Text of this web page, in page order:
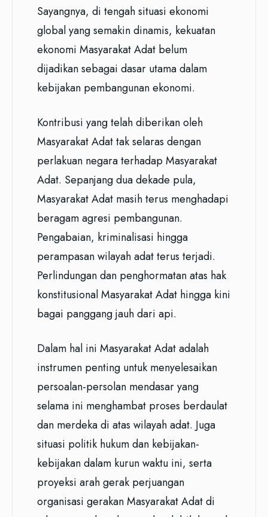
Sayangnya, di tengah situasi ekonomi
global yang semakin dinamis, kekuatan
ekonomi Masyarakat Adat belum
dijadikan sebagai dasar utama dalam
kebijakan pembangunan ekonomi.
Kontribusi yang telah diberikan oleh
Masyarakat Adat tak selaras dengan
perlakuan negara terhadap Masyarakat
Adat. Sepanjang dua dekade pula,
Masyarakat Adat masih terus menghadapi
beragam agresi pembangunan.
Pengabaian, kriminalisasi hingga
perampasan wilayah adat terus terjadi.
Perlindungan dan penghormatan atas hak
konstitusional Masyarakat Adat hingga kini
bagai panggang jauh dari api.
Dalam hal ini Masyarakat Adat adalah
instrumen penting untuk menyelesaikan
persoalan-persolan mendasar yang
selama ini menghambat proses berdaulat
dan merdeka di atas wilayah adat. Juga
situasi politik hukum dan kebijakan-
kebijakan dalam kurun waktu ini, serta
proyeksi arah gerak perjuangan
organisasi gerakan Masyarakat Adat di